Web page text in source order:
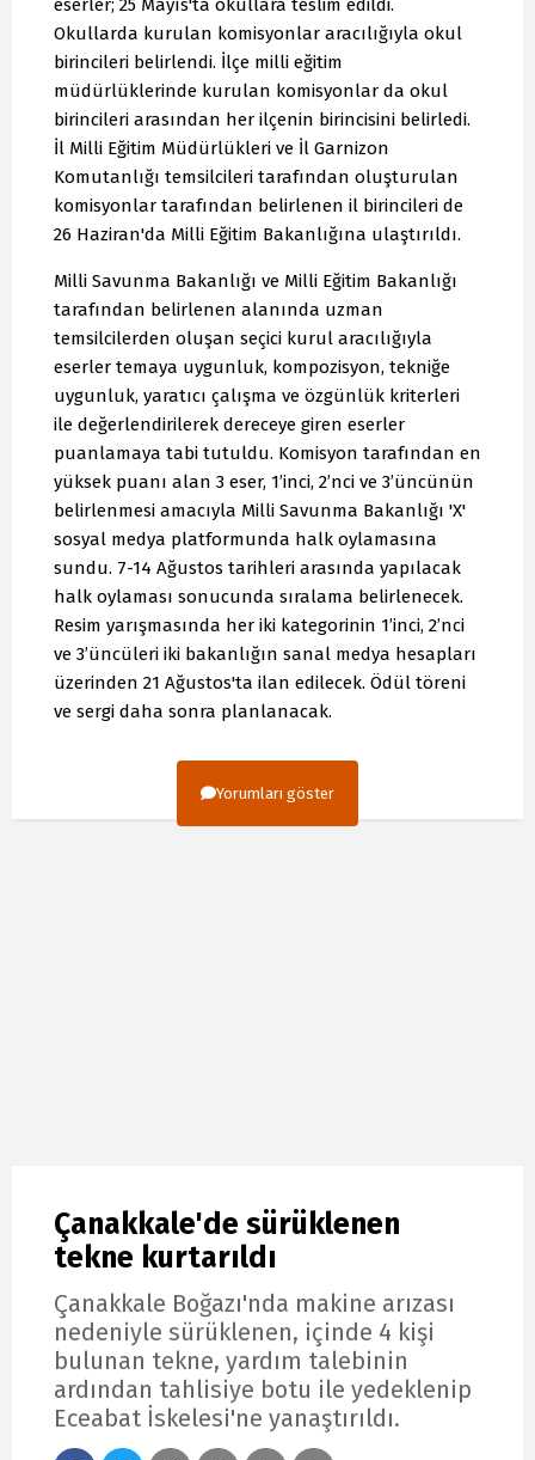
Okullarda kurulan komisyonlar aracılığıyla okul
birincileri belirlendi. İlçe milli eğitim
müdürlüklerinde kurulan komisyonlar da okul
birincileri arasından her ilçenin birincisini belirledi.
İl Milli Eğitim Müdürlükleri ve İl Garnizon
Komutanlığı temsilcileri tarafından oluşturulan
komisyonlar tarafından belirlenen il birincileri de
26 Haziran'da Milli Eğitim Bakanlığına ulaştırıldı.
Milli Savunma Bakanlığı ve Milli Eğitim Bakanlığı
tarafından belirlenen alanında uzman
temsilcilerden oluşan seçici kurul aracılığıyla
eserler temaya uygunluk, kompozisyon, tekniğe
uygunluk, yaratıcı çalışma ve özgünlük kriterleri
ile değerlendirilerek dereceye giren eserler
puanlamaya tabi tutuldu. Komisyon tarafından en
yüksek puanı alan 3 eser, 1’inci, 2’nci ve 3’üncünün
belirlenmesi amacıyla Milli Savunma Bakanlığı 'X'
sosyal medya platformunda halk oylamasına
sundu. 7-14 Ağustos tarihleri arasında yapılacak
halk oylaması sonucunda sıralama belirlenecek.
Resim yarışmasında her iki kategorinin 1’inci, 2’nci
ve 3’üncüleri iki bakanlığın sanal medya hesapları
üzerinden 21 Ağustos'ta ilan edilecek. Ödül töreni
ve sergi daha sonra planlanacak.
Yorumları göster
Çanakkale'de sürüklenen
tekne kurtarıldı
Çanakkale Boğazı'nda makine arızası
nedeniyle sürüklenen, içinde 4 kişi
bulunan tekne, yardım talebinin
ardından tahlisiye botu ile yedeklenip
Eceabat İskelesi'ne yanaştırıldı.